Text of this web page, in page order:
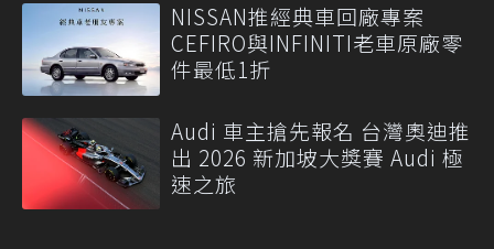
NISSAN推經典車回廠專案
CEFIRO與INFINITI老車原廠零
件最低1折
Audi 車主搶先報名 台灣奧迪推
出 2026 新加坡大獎賽 Audi 極
速之旅